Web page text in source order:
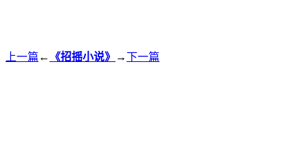
上一篇 ← 《招摇小说》 →下一篇